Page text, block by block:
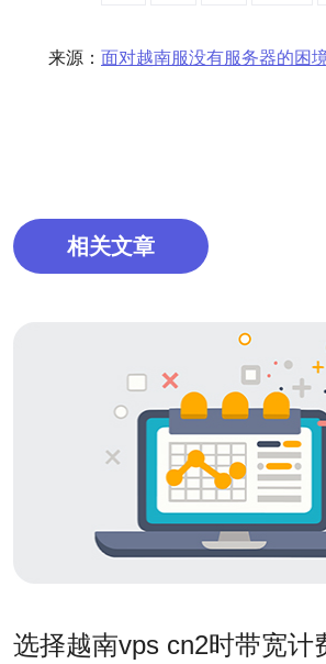
来源： 面对越南服没有服务器的困
相关文章
选择越南vps cn2时带宽计